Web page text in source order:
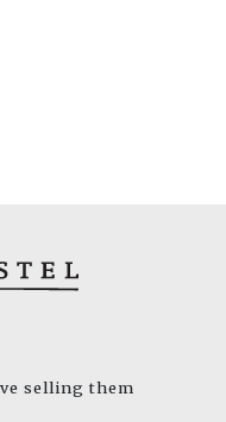
selling them